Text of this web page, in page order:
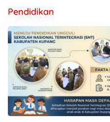
Barat
Pendidikan